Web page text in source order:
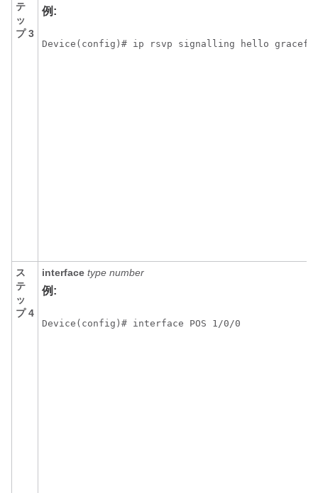
テ
ッ
プ 3
例:
Device(config)# ip rsvp signalling hello
ス
テ
ッ
プ 4
interface type number
例:
Device(config)# interface POS 1/0/0